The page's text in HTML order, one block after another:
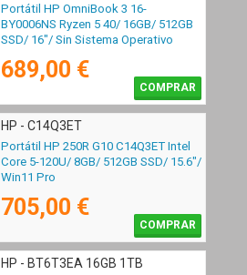
Portátil HP OmniBook 3 16-
BY0006NS Ryzen 5 40/ 16GB/ 512GB
SSD/ 16"/ Sin Sistema Operativo
689,00 €
COMPRAR
HP - C14Q3ET
Portátil HP 250R G10 C14Q3ET Intel
Core 5-120U/ 8GB/ 512GB SSD/ 15.6"/
Win11 Pro
705,00 €
COMPRAR
HP - BT6T3EA 16GB 1TB